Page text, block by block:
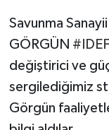
Savunma
GÖRGÜN #IDEF
değiştirici ve
sergilediğimiz
Görgün